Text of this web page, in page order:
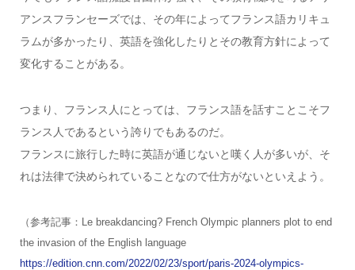
アンスフランセーズでは、その年によってフランス語カリキュ
ラムが多かったり、英語を強化したりとその教育方針によって
変化することがある。
つまり、フランス人にとっては、フランス語を話すことこそフ
ランス人であるという誇りでもあるのだ。
フランスに旅行した時に英語が通じないと嘆く人が多いが、そ
れは法律で決められていることなので仕方がないといえよう。
（参考記事：Le breakdancing? French Olympic planners plot to end
the invasion of the English language
https://edition.cnn.com/2022/02/23/sport/paris-2024-olympics-